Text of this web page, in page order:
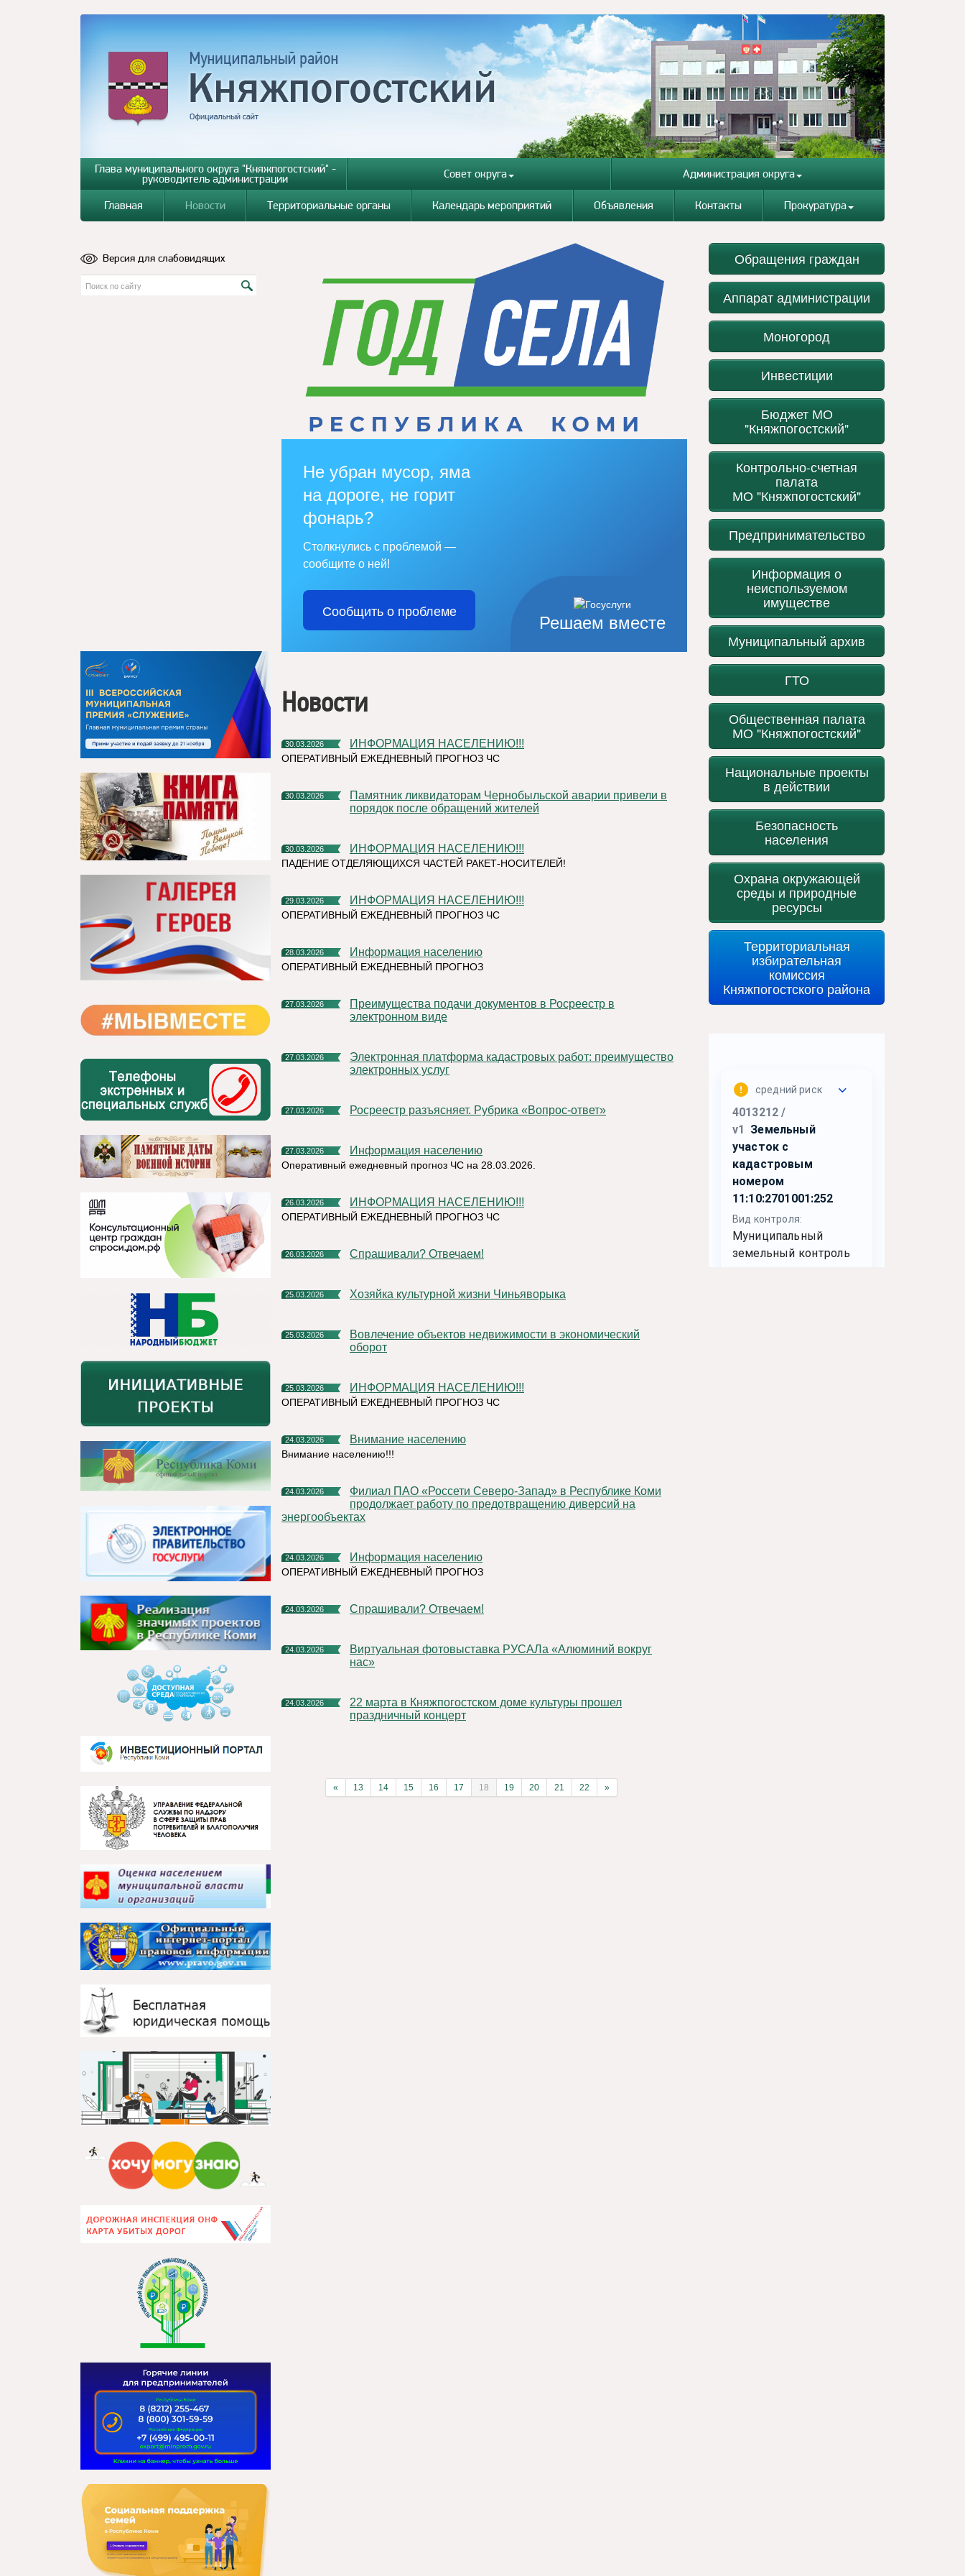
Глава муниципального округа "Княжпогостский" -
руководитель администрации Совет округа Администрация округа
Главная Новости Территориальные органы Календарь мероприятий Объявления Контакты Прокуратура
Версия для слабовидящих
Решаем вместе
Не убран мусор, яма
на дороге, не горит
фонарь?
Столкнулись с проблемой —
сообщите о ней!
Сообщить о проблеме
Новости
30.03.2026 ИНФОРМАЦИЯ НАСЕЛЕНИЮ!!!
ОПЕРАТИВНЫЙ ЕЖЕДНЕВНЫЙ ПРОГНОЗ ЧС
30.03.2026
Памятник ликвидаторам Чернобыльской аварии привели в
порядок после обращений жителей
30.03.2026 ИНФОРМАЦИЯ НАСЕЛЕНИЮ!!!
ПАДЕНИЕ ОТДЕЛЯЮЩИХСЯ ЧАСТЕЙ РАКЕТ-НОСИТЕЛЕЙ!
29.03.2026 ИНФОРМАЦИЯ НАСЕЛЕНИЮ!!!
ОПЕРАТИВНЫЙ ЕЖЕДНЕВНЫЙ ПРОГНОЗ ЧС
28.03.2026 Информация населению
ОПЕРАТИВНЫЙ ЕЖЕДНЕВНЫЙ ПРОГНОЗ
27.03.2026
Преимущества подачи документов в Росреестр в
электронном виде
27.03.2026
Электронная платформа кадастровых работ: преимущество
электронных услуг
27.03.2026 Росреестр разъясняет. Рубрика «Вопрос-ответ»
27.03.2026 Информация населению
Оперативный ежедневный прогноз ЧС на 28.03.2026.
26.03.2026 ИНФОРМАЦИЯ НАСЕЛЕНИЮ!!!
ОПЕРАТИВНЫЙ ЕЖЕДНЕВНЫЙ ПРОГНОЗ ЧС
26.03.2026 Спрашивали? Отвечаем!
25.03.2026 Хозяйка культурной жизни Чиньяворыка
25.03.2026
Вовлечение объектов недвижимости в экономический
оборот
25.03.2026 ИНФОРМАЦИЯ НАСЕЛЕНИЮ!!!
ОПЕРАТИВНЫЙ ЕЖЕДНЕВНЫЙ ПРОГНОЗ ЧС
24.03.2026 Внимание населению
Внимание населению!!!
24.03.2026
Филиал ПАО «Россети Северо-Запад» в Республике Коми
продолжает работу по предотвращению диверсий на
энергообъектах
24.03.2026 Информация населению
ОПЕРАТИВНЫЙ ЕЖЕДНЕВНЫЙ ПРОГНОЗ
24.03.2026 Спрашивали? Отвечаем!
24.03.2026
Виртуальная фотовыставка РУСАЛа «Алюминий вокруг
нас»
24.03.2026
22 марта в Княжпогостском доме культуры прошел
праздничный концерт
« 13 14 15 16 17 18 19 20 21 22 »
Обращения граждан
Аппарат администрации
Моногород
Инвестиции
Бюджет МО
"Княжпогостский"
Контрольно-счетная
палата
МО "Княжпогостский"
Предпринимательство
Информация о
неиспользуемом
имуществе
Муниципальный архив
ГТО
Общественная палата
МО "Княжпогостский"
Национальные проекты
в действии
Безопасность
населения
Охрана окружающей
среды и природные
ресурсы
Территориальная
избирательная
комиссия
Княжпогостского района